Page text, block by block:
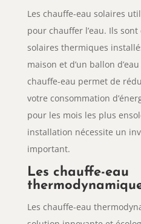
Les chauffe-eau solaires
pour chauffer l’eau. Ils
solaires thermiques
maison et d’un ballon
chauffe-eau permet de
votre consommation
pour les mois les plus
installation nécessite un
important.
Les chauffe-eau
Les chauffe-eau